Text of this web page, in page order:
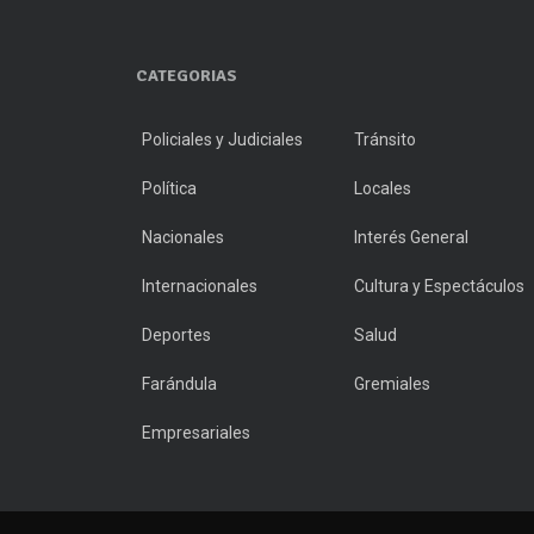
CATEGORIAS
Policiales y Judiciales Tránsito
Política Locales
Nacionales Interés General
Internacionales Cultura y Espectáculos
Deportes Salud
Farándula Gremiales
Empresariales